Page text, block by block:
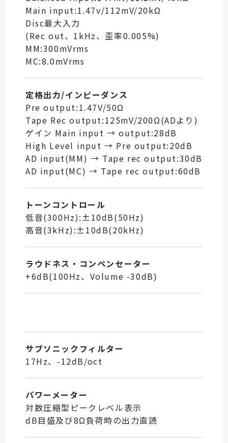
Main input:1.47v/112mV/20kΩ
Disc最大入力
(Rec out、1kHz、歪率0.005%)
MM:300mVrms
MC:8.0mVrms
定格出力/インピーダンス
Pre output:1.47V/50Ω
Tape Rec output:125mV/200Ω(ADより)
ゲイン Main input → output:28dB
High Level input → Pre output:20dB
AD input(MM) → Tape rec output:30dB
AD input(MC) → Tape rec output:60dB
トーンコントロール
低音(300Hz):±10dB(50Hz)
高音(3kHz):±10dB(20kHz)
ラウドネス・コンペンセーター
+6dB(100Hz、Volume -30dB)
サブソニックフィルター
17Hz、-12dB/oct
パワーメーター
対数圧縮型ピークレベル表示
dB目盛及び8Ω負荷時の出力直読